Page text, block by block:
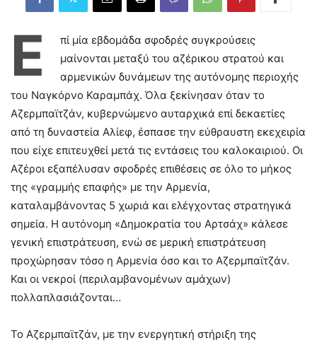
Ε
πί μία εβδομάδα σφοδρές συγκρούσεις
μαίνονται μεταξύ του αζέρικου στρατού και
αρμενικών δυνάμεων της αυτόνομης περιοχής
του Ναγκόρνο Καραμπάχ. Όλα ξεκίνησαν όταν το
Αζερμπαϊτζάν, κυβερνώμενο αυταρχικά επί δεκαετίες
από τη δυναστεία Αλίεφ, έσπασε την εύθραυστη εκεχειρία
που είχε επιτευχθεί μετά τις εντάσεις του καλοκαιριού. Οι
Αζέροι εξαπέλυσαν σφοδρές επιθέσεις σε όλο το μήκος
της «γραμμής επαφής» με την Αρμενία,
καταλαμβάνοντας 5 χωριά και ελέγχοντας στρατηγικά
σημεία. Η αυτόνομη «Δημοκρατία του Αρτσάχ» κάλεσε
γενική επιστράτευση, ενώ σε μερική επιστράτευση
προχώρησαν τόσο η Αρμενία όσο και το Αζερμπαϊτζάν.
Και οι νεκροί (περιλαμβανομένων αμάχων)
πολλαπλασιάζονται…
Το Αζερμπαϊτζάν, με την ενεργητική στήριξη της